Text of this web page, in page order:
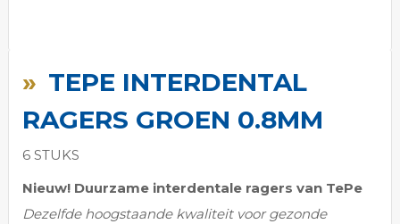
TEPE INTERDENTAL
RAGERS GROEN 0.8MM
6 STUKS
Nieuw! Duurzame interdentale ragers van TePe
Dezelfde hoogstaande kwaliteit voor gezonde
het
van
afbeeldingen-
gallerij